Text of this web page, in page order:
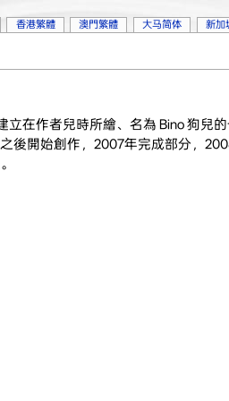
在作者兒時所繪、名為 Bino 狗兒
後開始創作，2007年完成部分，
香港繁體 澳門繁體 大马简体 新加